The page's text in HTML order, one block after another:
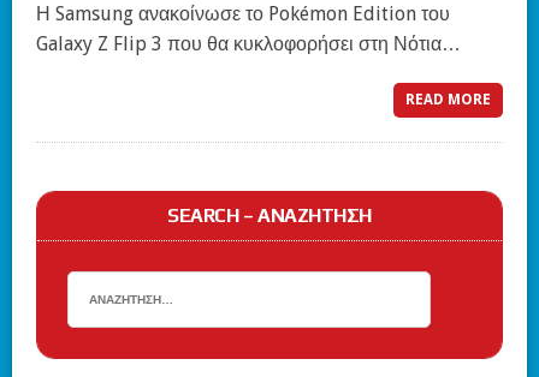
Η Samsung ανακοίνωσε το Pokémon Edition του
Galaxy Z Flip 3 που θα κυκλοφορήσει στη Νότια…
READ MORE
SEARCH – ΑΝΑΖΉΤΗΣΗ